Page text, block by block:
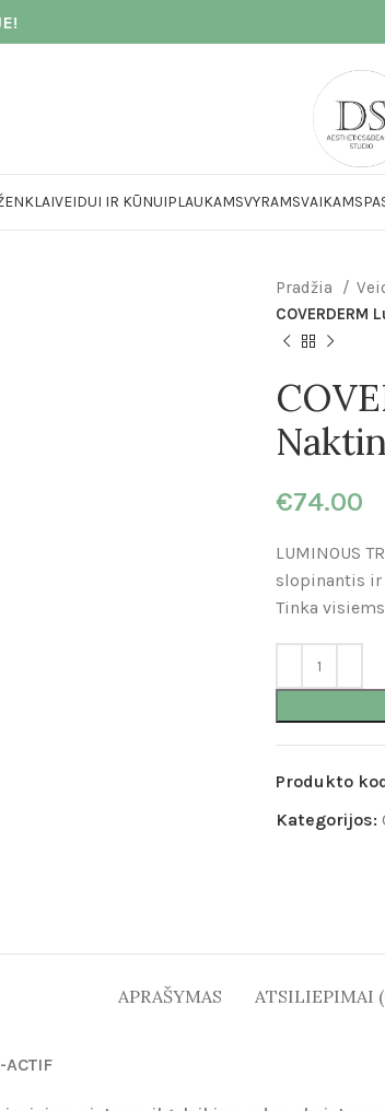
VEIDUI IR KŪNUIPLAUKAMSVYRAMSVAIKAMS
Pradžia
€74.00
LUMINOUS
slopinantis ir
Tinka
Produkto
Kategorijos:
APRAŠYMAS ATSILIEPIMAI